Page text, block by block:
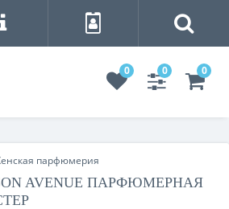
0 0 0
парфюмерия
AVENUE ПАРФЮМЕРНАЯ